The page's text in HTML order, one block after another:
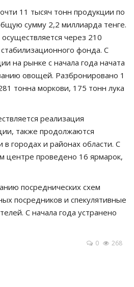
11 тысяч тонн продукции по
сумму 2,2 миллиарда тенге.
через 210
фонда. С
на рынке с начала года начата
овощей. Разбронировано 1
тонна моркови, 175 тонн лука
реализация
также продолжаются
городах и районах области. С
центре проведено 16 ярмарок,
посреднических схем
посредников и спекулятивные
С начала года устранено
0 268